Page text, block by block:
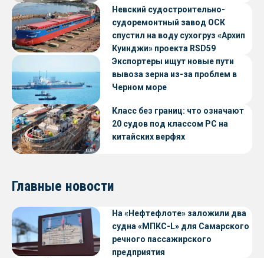
Невский судостроительно-
судоремонтный завод ОСК
спустил на воду сухогруз «Архип
Куинджи» проекта RSD59
Экспортеры ищут новые пути
вывоза зерна из-за проблем в
Черном море
Класс без границ: что означают
20 судов под классом РС на
китайских верфях
Главные новости
На «Нефтефлоте» заложили два
судна «МПКС-L» для Самарского
речного пассажирского
предприятия